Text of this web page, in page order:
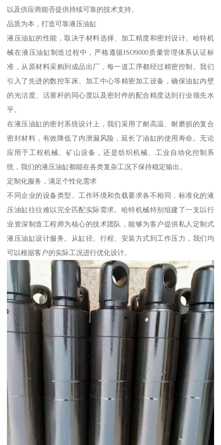
以及供应商能否提供持续可靠的技术支持。
品质为本，打造可靠液压油缸
液压油缸的性能，取决于材料选择、加工精度和密封设计。哈特机
械在液压油缸制造过程中，严格遵循ISO9000质量管理体系认证标
准，从原材料采购到成品出厂，每一道工序都经过精密控制。我们
引入了先进的数控车床、加工中心等精密加工设备，确保油缸内壁
的光洁度、活塞杆的同心度以及密封件的配合精度达到行业领先水
平。
在液压油缸的密封系统设计上，我们采用了耐高温、耐磨损的复合
密封材料，有效降低了内泄漏风险，延长了油缸的使用寿命。无论
应用于工程机械、矿山设备，还是纺织机械、工业自动化控制系
统，我们的液压油缸都能在各类复杂工况下保持稳定输出。
定制化服务，满足个性化需求
不同企业的设备类型、工作环境和负载要求各不相同，标准化的液
压油缸往往难以完全匹配实际需求。哈特机械特别组建了一支以行
业资深制造工程师为核心的技术团队，能够为客户提供私人定制式
液压油缸设计服务。从缸径、行程、安装方式到工作压力，我们均
可以根据客户的实际工况进行优化设计。